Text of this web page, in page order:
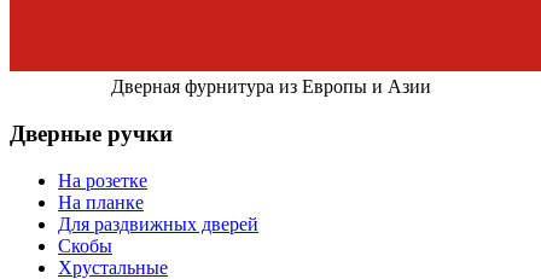
Дверная фурнитура из Европы и Азии
Дверные ручки
На розетке
На планке
Для раздвижных дверей
Скобы
Хрустальные